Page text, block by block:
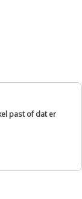
past of dat er